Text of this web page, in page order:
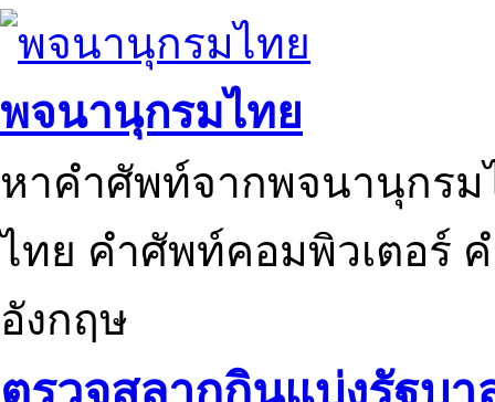
พจนานุกรมไทย
หาคำศัพท์จากพจนานุกรม
ไทย คำศัพท์คอมพิวเตอร์
อังกฤษ
ตรวจสลากกินแบ่งรัฐบา